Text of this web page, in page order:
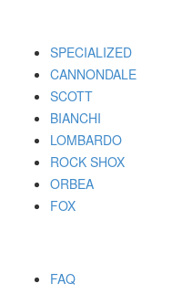
SPECIALIZED
CANNONDALE
SCOTT
BIANCHI
LOMBARDO
ROCK SHOX
ORBEA
FOX
FAQ